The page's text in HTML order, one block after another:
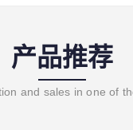
产品推荐
and sales in one of